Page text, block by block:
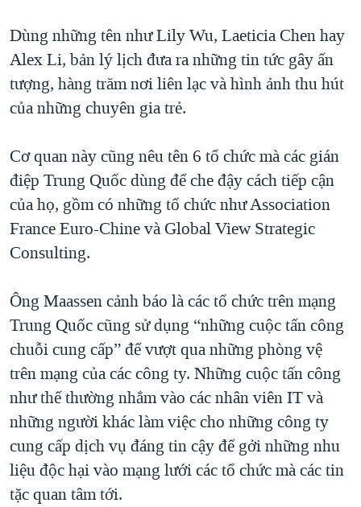
Dùng những tên như Lily Wu, Laeticia Chen hay
Alex Li, bản lý lịch đưa ra những tin tức gây ấn
tượng, hàng trăm nơi liên lạc và hình ảnh thu hút
của những chuyên gia trẻ.
Cơ quan này cũng nêu tên 6 tổ chức mà các gián
điệp Trung Quốc dùng để che đậy cách tiếp cận
của họ, gồm có những tổ chức như Association
France Euro-Chine và Global View Strategic
Consulting.
Ông Maassen cảnh báo là các tổ chức trên mạng
Trung Quốc cũng sử dụng “những cuộc tấn công
chuỗi cung cấp” để vượt qua những phòng vệ
trên mạng của các công ty. Những cuộc tấn công
như thế thường nhắm vào các nhân viên IT và
những người khác làm việc cho những công ty
cung cấp dịch vụ đáng tin cậy để gởi những nhu
liệu độc hại vào mạng lưới các tổ chức mà các tin
tặc quan tâm tới.